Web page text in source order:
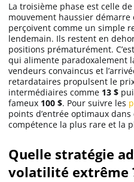
La troisième phase est celle de
mouvement haussier
perçoivent comme un simple
lendemain. Ils restent en
positions prématurément.
qui alimente paradoxalement
vendeurs convaincus et
retardataires propulsent le
intermédiaires comme 13 $
fameux 100 $. Pour suivre les
points d’entrée optimaux
compétence la plus rare et la
Quelle stratégie
volatilité extrême